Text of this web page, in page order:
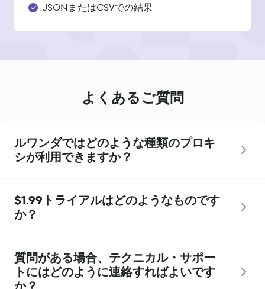
JSONまたはCSVでの結果
よくあるご質問
ルワンダではどのような種類のプロキ
シが利用できますか？
$1.99トライアルはどのようなものです
か？
質問がある場合、テクニカル・サポー
トにはどのように連絡すればよいです